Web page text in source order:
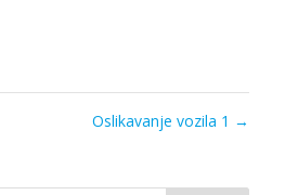
Oslikavanje vozila 1 →